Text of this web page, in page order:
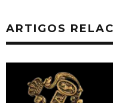
ARTIGOS